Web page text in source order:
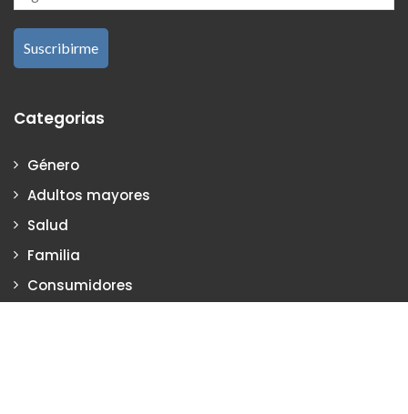
Categorias
Género
Adultos mayores
Salud
Familia
Consumidores